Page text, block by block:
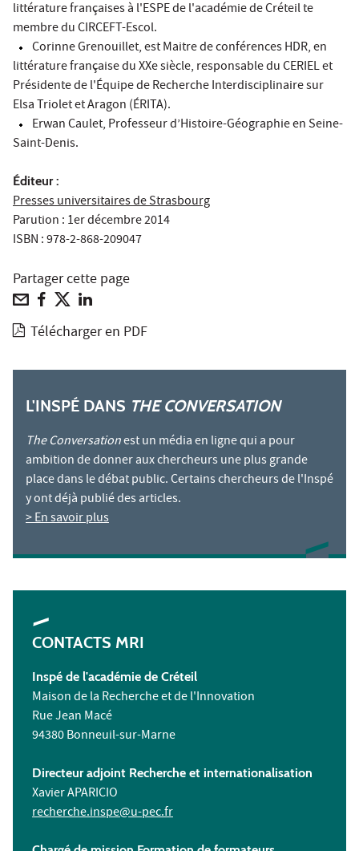
littérature françaises à l'ESPE de l'académie de Créteil te
membre du CIRCEFT-Escol.
Corinne Grenouillet, est Maitre de conférences HDR, en
littérature française du XXe siècle, responsable du CERIEL et
Présidente de l'Équipe de Recherche Interdisciplinaire sur
Elsa Triolet et Aragon (ÉRITA).
Erwan Caulet, Professeur d’Histoire-Géographie en Seine-
Saint-Denis.
Éditeur :
Presses universitaires de Strasbourg
Parution : 1er décembre 2014
ISBN :978-2-868-209047
Partager cette page
Télécharger en PDF
L'INSPÉ DANS THE CONVERSATION
The Conversationest un média en ligne qui a pour
ambition de donner aux chercheurs une plus grande
place dans le débat public. Certains chercheurs de l'Inspé
y ont déjà publié des articles.
> En savoir plus
CONTACTS MRI
Inspé de l'académie de Créteil
Maison de la Recherche et de l'Innovation
Rue Jean Macé
94380 Bonneuil-sur-Marne
Directeur adjoint Recherche et internationalisation
Xavier APARICIO
recherche.inspe@u-pec.fr